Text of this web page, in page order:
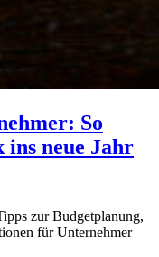
So
neue Jahr
zur Budgetplanung,
für Unternehmer